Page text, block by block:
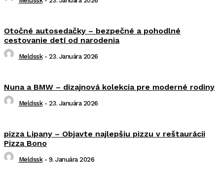
Otočné autosedačky – bezpečné a pohodlné
cestovanie detí od narodenia
Meldssk - 23. Januára 2026
Nuna a BMW – dizajnová kolekcia pre moderné rodiny
Meldssk - 23. Januára 2026
pizza Lipany – Objavte najlepšiu pizzu v reštaurácii
Pizza Bono
Meldssk - 9. Januára 2026